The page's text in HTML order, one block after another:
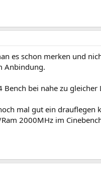
es schon merken und
Anbindung.
bei nahe zu
mal gut ein drauflegen
2000MHz im